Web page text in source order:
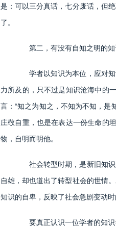
是：可以三分真话，七分废话，但
了。
第二，有没有自知之明的知
学者以知识为本位，应对知
力所及的，只不过是知识沧海中的
言：“知之为知之，不知为不知，是
庄敬自重，也是在表达一份生命的
物，自明而明他。
社会转型时期，是新旧知识
自雄，却也道出了转型社会的世情
知识的自卑，反映了社会急剧变动
要真正认识一位学者的知识